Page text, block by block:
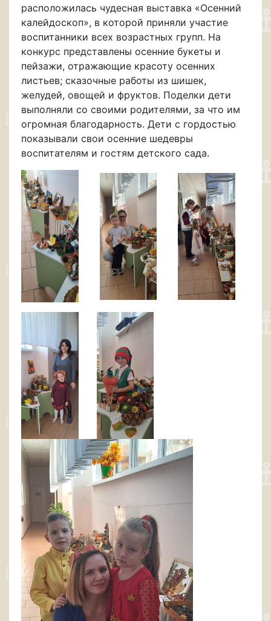
расположилась чудесная выставка «Осенний
калейдоскоп», в которой приняли участие
воспитанники всех возрастных групп. На
конкурс представлены осенние букеты и
пейзажи, отражающие красоту осенних
листьев; сказочные работы из шишек,
желудей, овощей и фруктов. Поделки дети
выполняли со своими родителями, за что им
огромная благодарность. Дети с гордостью
показывали свои осенние шедевры
воспитателям и гостям детского сада.